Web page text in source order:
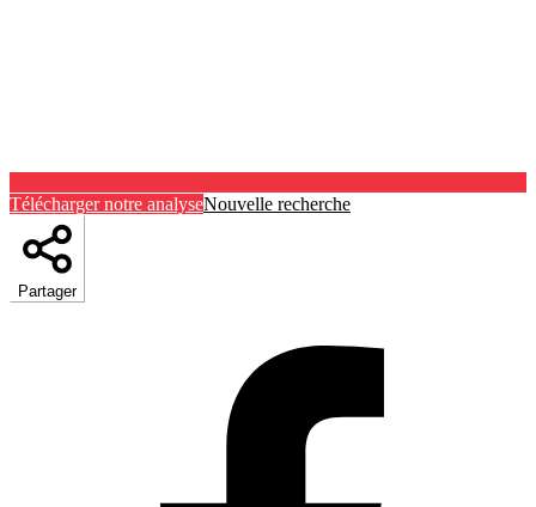
Télécharger notre analyseNouvelle recherche
Partager